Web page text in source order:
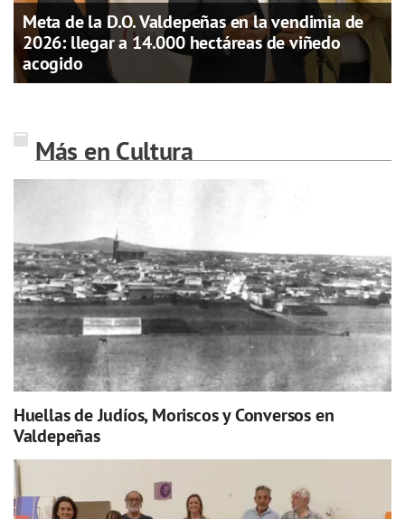
Meta de la D.O. Valdepeñas en la vendimia de
2026: llegar a 14.000 hectáreas de viñedo
acogido
Más en Cultura
Huellas de Judíos, Moriscos y Conversos en
Valdepeñas